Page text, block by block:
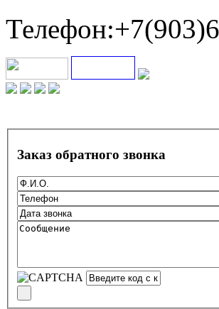
Заказ обратного звонка